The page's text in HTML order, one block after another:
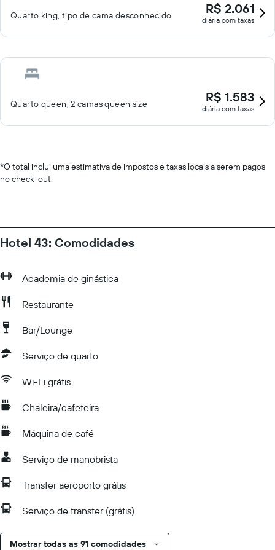
Quarto king, tipo de cama desconhecido R$ 2.061
diária com taxas
Quarto queen, 2 camas queen size R$ 1.583
diária com taxas
*O total inclui uma estimativa de impostos e taxas locais a serem pagos
no check-out.
Hotel 43: Comodidades
Academia de ginástica
Restaurante
Bar/Lounge
Serviço de quarto
Wi-Fi grátis
Chaleira/cafeteira
Máquina de café
Serviço de manobrista
Transfer aeroporto grátis
Serviço de transfer (grátis)
Mostrar todas as 91 comodidades